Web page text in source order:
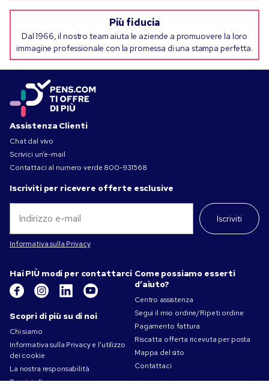
Più fiducia
Dal 1966, il nostro team aiuta le aziende a promuovere la loro
immagine professionale con la promessa di una stampa perfetta.
Assistenza Clienti
Chat dal vivo
Scrivici un’e-mail
Contattaci al numero verde 800-931568
Iscriviti per ricevere offerte esclusive
Iscriviti
Informativa sulla Privacy
Hai PIÙ modi per contattarci
Scopri di più su di noi
Chi siamo
Informativa sulla Privacy e l'utilizzo
dei cookie
La nostra responsabilità
Termini d'uso
Come possiamo esserti
d’aiuto?
Centro assistenza
Segui il mio ordine/Ripeti ordine
Pagamento fattura
Riscatta offerta ricevuta per posta
Mappa del sito
Contattaci